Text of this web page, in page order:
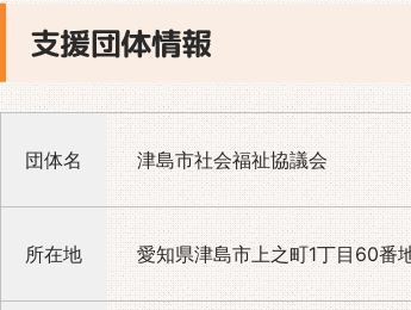
支援団体情報
団体名 津島市社会福祉協議会
所在地 愛知県津島市上之町1丁目60番